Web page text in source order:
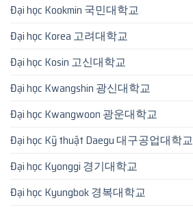
Đại học Kookmin 국민대학교
Đại học Korea 고려대학교
Đại học Kosin 고신대학교
Đại học Kwangshin 광신대학교
Đại học Kwangwoon 광운대학교
Đại học Kỹ thuật Daegu 대구공업대학교
Đại học Kyonggi 경기대학교
Đại học Kyungbok 경복대학교